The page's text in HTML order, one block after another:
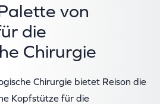
von
die
Chirurgie
Chirurgie bietet Reison die
Kopfstütze für die